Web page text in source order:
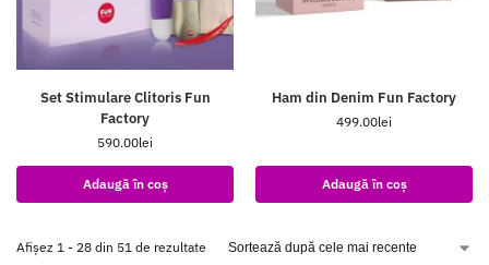
Set Stimulare Clitoris Fun
Factory
590.00lei
Adaugă în coș
Ham din Denim Fun Factory
499.00lei
Adaugă în coș
Afișez 1 - 28 din 51 de rezultate